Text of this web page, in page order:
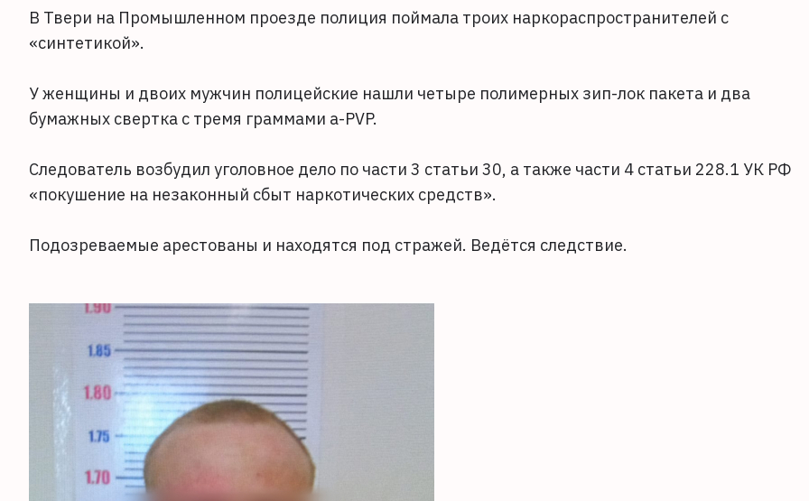
В Твери на Промышленном проезде полиция поймала троих наркораспространителей с
«синтетикой».
У женщины и двоих мужчин полицейские нашли четыре полимерных зип-лок пакета и два
бумажных свертка с тремя граммами a-PVP.
Следователь возбудил уголовное дело по части 3 статьи 30, а также части 4 статьи 228.1 УК РФ
«покушение на незаконный сбыт наркотических средств».
Подозреваемые арестованы и находятся под стражей. Ведётся следствие.